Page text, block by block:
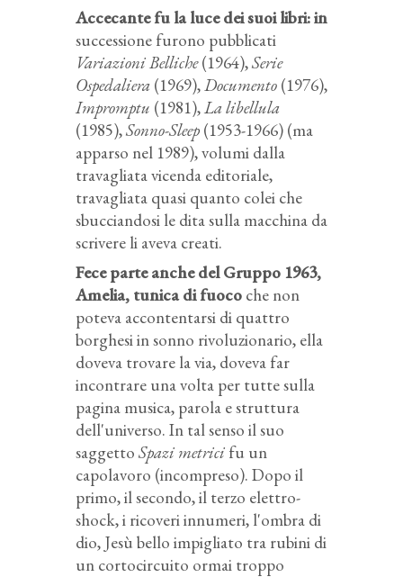
Accecante fu la luce dei suoi libri: in
successione furono pubblicati
Variazioni Belliche(1964),Serie
Ospedaliera (1969),Documento (1976),
Impromptu (1981),La libellula
(1985),Sonno-Sleep (1953-1966) (ma
apparso nel 1989), volumi dalla
travagliata vicenda editoriale,
travagliata quasi quanto colei che
sbucciandosi le dita sulla macchina da
scrivere li aveva creati.
Fece parte anche del Gruppo 1963,
Amelia, tunica di fuoco che non
poteva accontentarsi di quattro
borghesi in sonno rivoluzionario, ella
doveva trovare la via, doveva far
incontrare una volta per tutte sulla
pagina musica, parola e struttura
dell'universo. In tal senso il suo
saggetto Spazi metrici fu un
capolavoro (incompreso). Dopo il
primo, il secondo, il terzo elettro-
shock, i ricoveri innumeri, l'ombra di
dio, Jesù bello impigliato tra rubini di
un cortocircuito ormai troppo